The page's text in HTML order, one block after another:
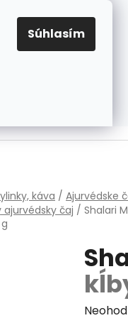
Súhlasím
PRAVIDLÁ PRE
EUR
káva / Ajurvédske
ajurvédsky čaj / Shalari